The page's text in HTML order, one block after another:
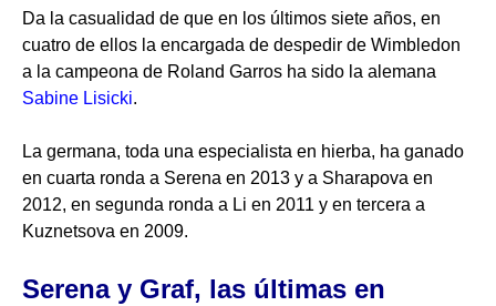
Da la casualidad de que en los últimos siete años, en
cuatro de ellos la encargada de despedir de Wimbledon
a la campeona de Roland Garros ha sido la alemana
Sabine Lisicki.
La germana, toda una especialista en hierba, ha ganado
en cuarta ronda a Serena en 2013 y a Sharapova en
2012, en segunda ronda a Li en 2011 y en tercera a
Kuznetsova en 2009.
Serena y Graf, las últimas en